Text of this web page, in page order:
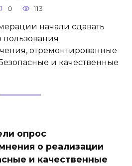
0 113
начали сдавать
пользования
отремонтированные
и качественные
опрос
о реализации
и качественные